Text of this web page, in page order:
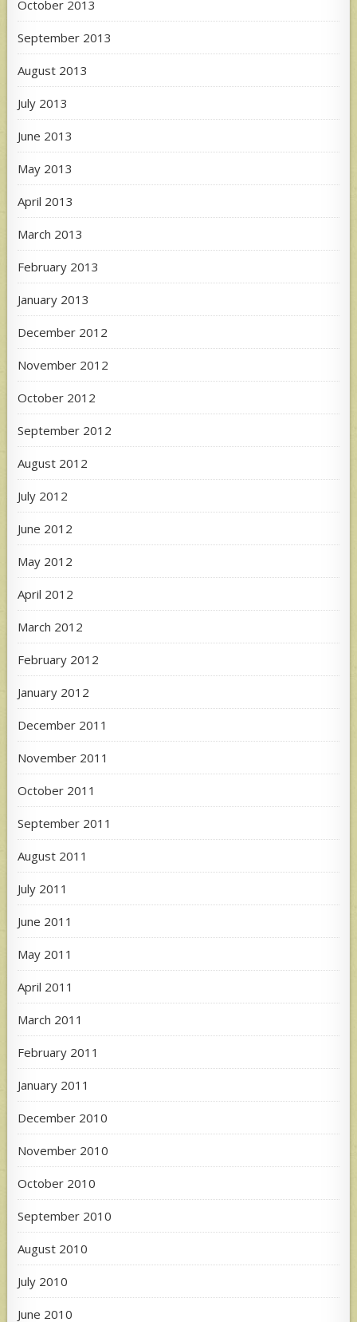
October 2013
September 2013
August 2013
July 2013
June 2013
May 2013
April 2013
March 2013
February 2013
January 2013
December 2012
November 2012
October 2012
September 2012
August 2012
July 2012
June 2012
May 2012
April 2012
March 2012
February 2012
January 2012
December 2011
November 2011
October 2011
September 2011
August 2011
July 2011
June 2011
May 2011
April 2011
March 2011
February 2011
January 2011
December 2010
November 2010
October 2010
September 2010
August 2010
July 2010
June 2010